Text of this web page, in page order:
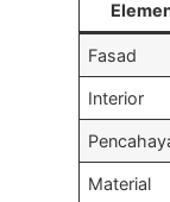
Fasad
Interior
Material